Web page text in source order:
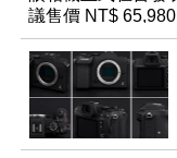
議售價 NT$ 65,980